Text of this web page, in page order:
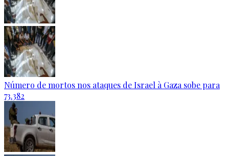
Número de mortos nos ataques de Israel à Gaza sobe para
73.382